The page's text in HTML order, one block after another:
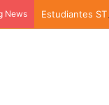
News Estudiantes